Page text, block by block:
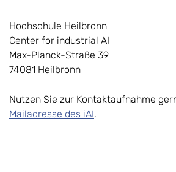
Hochschule Heilbronn
Center for industrial AI
Max-Planck-Straße 39
74081 Heilbronn
Nutzen Sie zur Kontaktaufnahme
Mailadresse des iAI.